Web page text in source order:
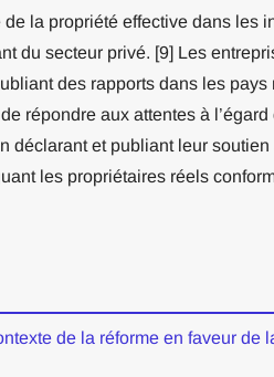
la propriété effective dans les
du secteur privé. [9] Les
des rapports dans les pays
répondre aux attentes à
déclarant et publiant leur
les propriétaires réels
de la réforme en faveur de